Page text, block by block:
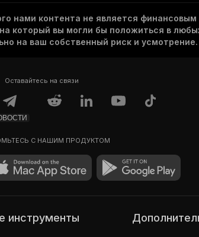
нами контента не является
который вы могли бы положиться в
на ваш собственный риск и усмотрение.
Оставайтесь на связи
С НАШИМ ПРОДУКТОМ
инструменты